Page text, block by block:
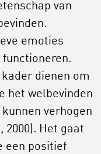
van
emoties
dienen om
het welbevinden
verhogen
2000). Het gaat
een positief